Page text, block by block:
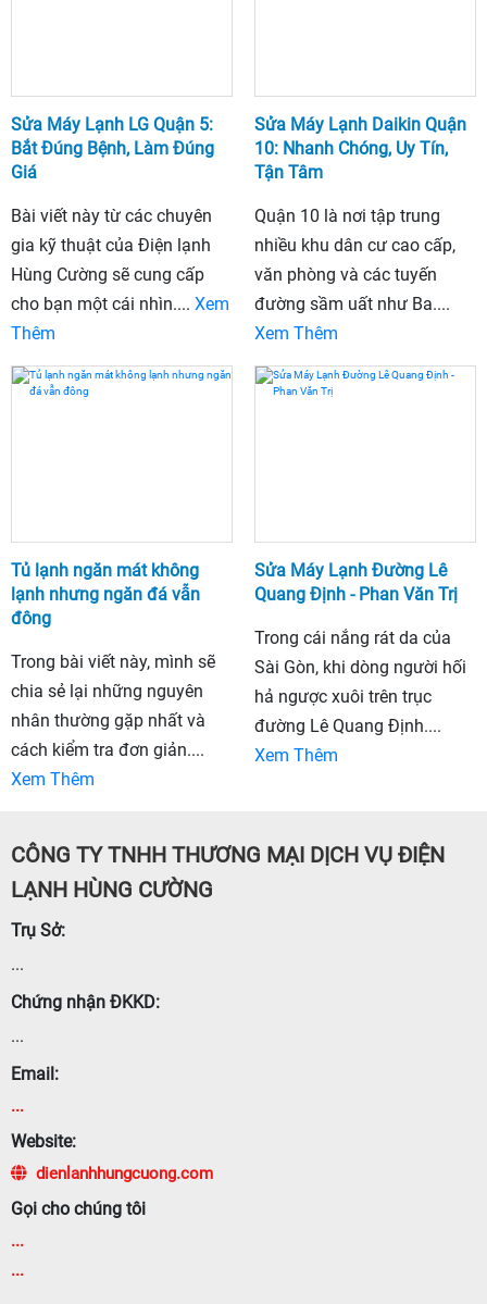
Sửa Máy Lạnh LG Quận 5:
Bắt Đúng Bệnh, Làm Đúng
Giá
Bài viết này từ các chuyên
gia kỹ thuật của Điện lạnh
Hùng Cường sẽ cung cấp
cho bạn một cái nhìn.... Xem
Thêm
Sửa Máy Lạnh Daikin Quận
10: Nhanh Chóng, Uy Tín,
Tận Tâm
Quận 10 là nơi tập trung
nhiều khu dân cư cao cấp,
văn phòng và các tuyến
đường sầm uất như Ba....
Xem Thêm
Tủ lạnh ngăn mát không
lạnh nhưng ngăn đá vẫn
đông
Trong bài viết này, mình sẽ
chia sẻ lại những nguyên
nhân thường gặp nhất và
cách kiểm tra đơn giản....
Xem Thêm
Sửa Máy Lạnh Đường Lê
Quang Định - Phan Văn Trị
Trong cái nắng rát da của
Sài Gòn, khi dòng người hối
hả ngược xuôi trên trục
đường Lê Quang Định....
Xem Thêm
CÔNG TY TNHH THƯƠNG MẠI DỊCH VỤ ĐIỆN
LẠNH HÙNG CƯỜNG
Trụ Sở:
...
Chứng nhận ĐKKD:
...
Email:
...
Website:
dienlanhhungcuong.com
Gọi cho chúng tôi
...
...